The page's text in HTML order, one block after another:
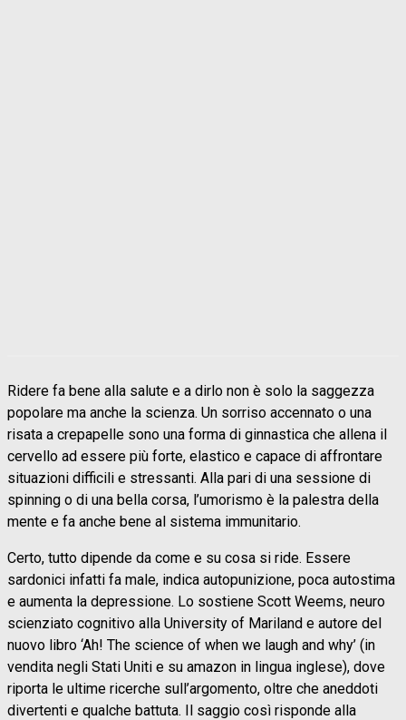
Ridere fa bene alla salute e a dirlo non è solo la saggezza
popolare ma anche la scienza. Un sorriso accennato o una
risata a crepapelle sono una forma di ginnastica che allena il
cervello ad essere più forte, elastico e capace di affrontare
situazioni difficili e stressanti. Alla pari di una sessione di
spinning o di una bella corsa, l’umorismo è la palestra della
mente e fa anche bene al sistema immunitario.
Certo, tutto dipende da come e su cosa si ride. Essere
sardonici infatti fa male, indica autopunizione, poca autostima
e aumenta la depressione. Lo sostiene Scott Weems, neuro
scienziato cognitivo alla University of Mariland e autore del
nuovo libro ‘Ah! The science of when we laugh and why’ (in
vendita negli Stati Uniti e su amazon in lingua inglese), dove
riporta le ultime ricerche sull’argomento, oltre che aneddoti
divertenti e qualche battuta. Il saggio così risponde alla